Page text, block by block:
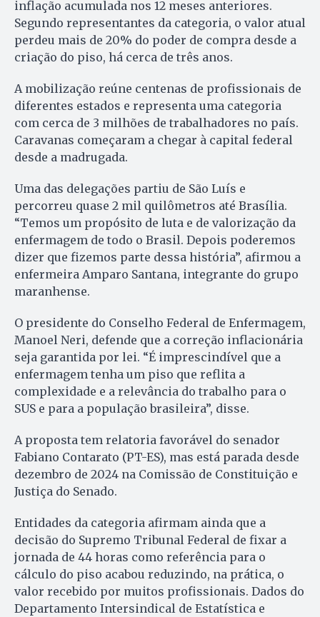
inflação acumulada nos 12 meses anteriores.
Segundo representantes da categoria, o valor atual
perdeu mais de 20% do poder de compra desde a
criação do piso, há cerca de três anos.
A mobilização reúne centenas de profissionais de
diferentes estados e representa uma categoria
com cerca de 3 milhões de trabalhadores no país.
Caravanas começaram a chegar à capital federal
desde a madrugada.
Uma das delegações partiu de São Luís e
percorreu quase 2 mil quilômetros até Brasília.
“Temos um propósito de luta e de valorização da
enfermagem de todo o Brasil. Depois poderemos
dizer que fizemos parte dessa história”, afirmou a
enfermeira Amparo Santana, integrante do grupo
maranhense.
O presidente do Conselho Federal de Enfermagem,
Manoel Neri, defende que a correção inflacionária
seja garantida por lei. “É imprescindível que a
enfermagem tenha um piso que reflita a
complexidade e a relevância do trabalho para o
SUS e para a população brasileira”, disse.
A proposta tem relatoria favorável do senador
Fabiano Contarato (PT-ES), mas está parada desde
dezembro de 2024 na Comissão de Constituição e
Justiça do Senado.
Entidades da categoria afirmam ainda que a
decisão do Supremo Tribunal Federal de fixar a
jornada de 44 horas como referência para o
cálculo do piso acabou reduzindo, na prática, o
valor recebido por muitos profissionais. Dados do
Departamento Intersindical de Estatística e